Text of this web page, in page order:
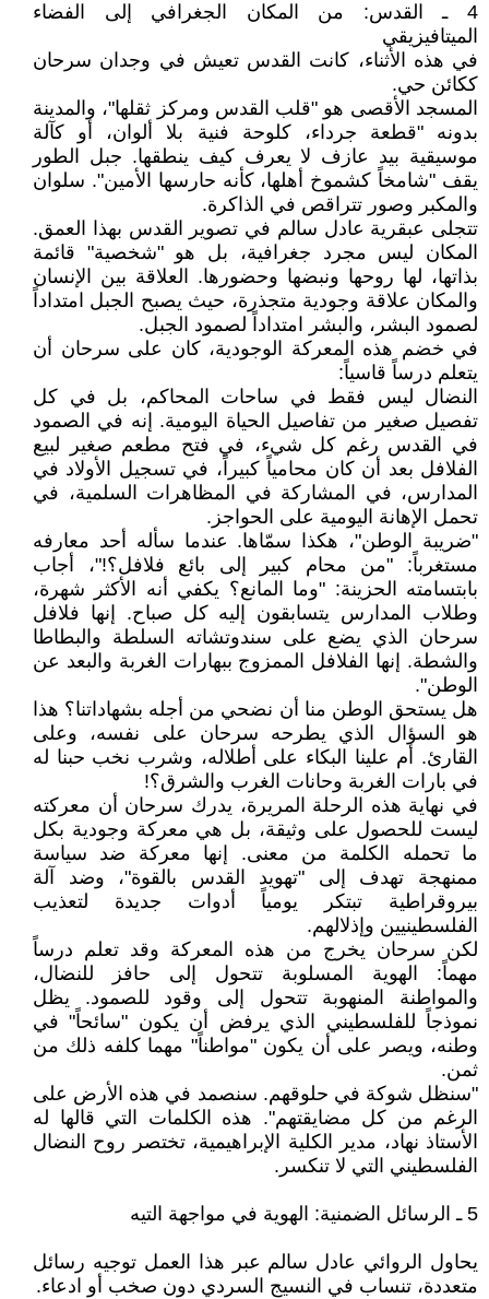
4 ـ القدس: من المكان الجغرافي إلى الفضاء
الميتافيزيقي
في هذه الأثناء، كانت القدس تعيش في وجدان سرحان
ككائن حي.
المسجد الأقصى هو "قلب القدس ومركز ثقلها"، والمدينة
بدونه "قطعة جرداء، كلوحة فنية بلا ألوان، أو كآلة
موسيقية بيد عازف لا يعرف كيف ينطقها. جبل الطور
يقف "شامخاً كشموخ أهلها، كأنه حارسها الأمين". سلوان
والمكبر وصور تتراقص في الذاكرة.
تتجلى عبقرية عادل سالم في تصوير القدس بهذا العمق.
المكان ليس مجرد جغرافية، بل هو "شخصية" قائمة
بذاتها، لها روحها ونبضها وحضورها. العلاقة بين الإنسان
والمكان علاقة وجودية متجذرة، حيث يصبح الجبل امتداداً
لصمود البشر، والبشر امتداداً لصمود الجبل.
في خضم هذه المعركة الوجودية، كان على سرحان أن
يتعلم درساً قاسياً:
النضال ليس فقط في ساحات المحاكم، بل في كل
تفصيل صغير من تفاصيل الحياة اليومية. إنه في الصمود
في القدس رغم كل شيء، في فتح مطعم صغير لبيع
الفلافل بعد أن كان محامياً كبيراً، في تسجيل الأولاد في
المدارس، في المشاركة في المظاهرات السلمية، في
تحمل الإهانة اليومية على الحواجز.
"ضريبة الوطن"، هكذا سمّاها. عندما سأله أحد معارفه
مستغرباً: "من محام كبير إلى بائع فلافل؟!"، أجاب
بابتسامته الحزينة: "وما المانع؟ يكفي أنه الأكثر شهرة،
وطلاب المدارس يتسابقون إليه كل صباح. إنها فلافل
سرحان الذي يضع على سندوتشاته السلطة والبطاطا
والشطة. إنها الفلافل الممزوج ببهارات الغربة والبعد عن
الوطن".
هل يستحق الوطن منا أن نضحي من أجله بشهاداتنا؟ هذا
هو السؤال الذي يطرحه سرحان على نفسه، وعلى
القارئ. أم علينا البكاء على أطلاله، وشرب نخب حبنا له
في بارات الغربة وحانات الغرب والشرق؟!
في نهاية هذه الرحلة المريرة، يدرك سرحان أن معركته
ليست للحصول على وثيقة، بل هي معركة وجودية بكل
ما تحمله الكلمة من معنى. إنها معركة ضد سياسة
ممنهجة تهدف إلى "تهويد القدس بالقوة"، وضد آلة
بيروقراطية تبتكر يومياً أدوات جديدة لتعذيب
الفلسطينيين وإذلالهم.
لكن سرحان يخرج من هذه المعركة وقد تعلم درساً
مهماً: الهوية المسلوبة تتحول إلى حافز للنضال،
والمواطنة المنهوبة تتحول إلى وقود للصمود. يظل
نموذجاً للفلسطيني الذي يرفض أن يكون "سائحاً" في
وطنه، ويصر على أن يكون "مواطناً" مهما كلفه ذلك من
ثمن.
"سنظل شوكة في حلوقهم. سنصمد في هذه الأرض على
الرغم من كل مضايقتهم". هذه الكلمات التي قالها له
الأستاذ نهاد، مدير الكلية الإبراهيمية، تختصر روح النضال
الفلسطيني التي لا تنكسر.
5 ـ الرسائل الضمنية: الهوية في مواجهة التيه
يحاول الروائي عادل سالم عبر هذا العمل توجيه رسائل
متعددة، تنساب في النسيج السردي دون صخب أو ادعاء.